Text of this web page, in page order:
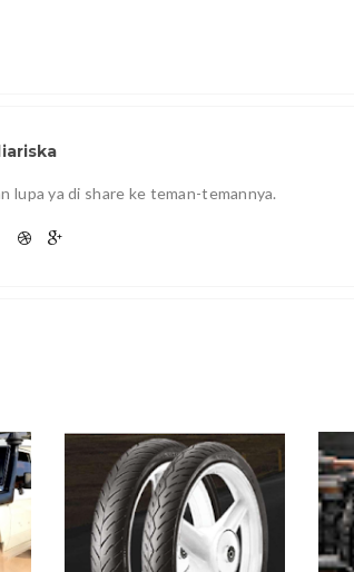
lupa ya di share ke teman-temannya.